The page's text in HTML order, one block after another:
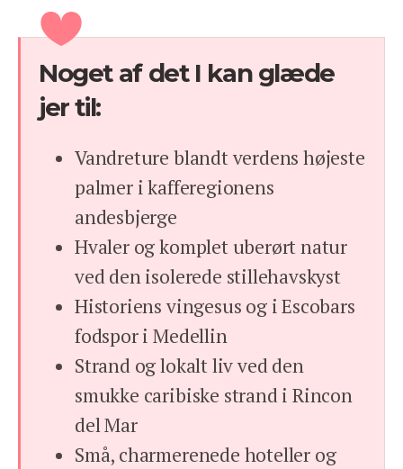
Noget af det I kan glæde
jer til:
Vandreture blandt verdens højeste
palmer i kafferegionens
andesbjerge
Hvaler og komplet uberørt natur
ved den isolerede stillehavskyst
Historiens vingesus og i Escobars
fodspor i Medellin
Strand og lokalt liv ved den
smukke caribiske strand i Rincon
del Mar
Små, charmerenede hoteller og